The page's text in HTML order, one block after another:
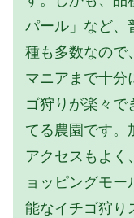
パール」など、
種も多数なので
マニアまで十分
ゴ狩りが楽々で
てる農園です。
アクセスもよく
ョッピングモ
能なイチゴ狩り